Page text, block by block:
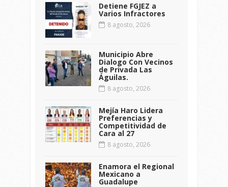
Detiene FGJEZ a
Varios Infractores
8 agosto, 2026
Municipio Abre
Dialogo Con Vecinos
de Privada Las
Águilas.
8 agosto, 2026
Mejía Haro Lidera
Preferencias y
Competitividad de
Cara al 27
8 agosto, 2026
Enamora el Regional
Mexicano a
Guadalupe